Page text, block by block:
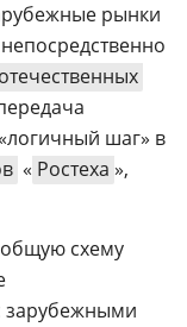
рынки
отечественных
шаг» в
« Ростеха »,
схему
зарубежными